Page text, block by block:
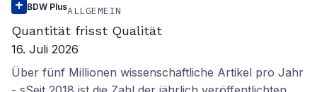
BDW PlusALLGEMEIN
Quantität frisst Qualität
16. Juli 2026
Über fünf Millionen wissenschaftliche Artikel pro Jahr